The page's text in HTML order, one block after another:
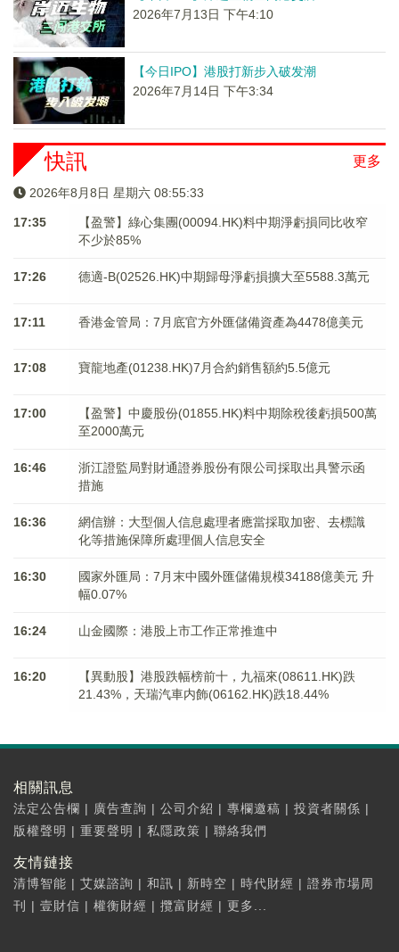
2026年7月13日 下午4:10
【今日IPO】港股打新步入破发潮
2026年7月14日 下午3:34
更多
快訊
2026年8月8日 星期六 08:55:33
17:35
【盈警】綠心集團(00094.HK)料中期淨虧損同比收窄
不少於85%
17:26 德適-B(02526.HK)中期歸母淨虧損擴大至5588.3萬元
17:11 香港金管局：7月底官方外匯儲備資產為4478億美元
17:08 寶龍地產(01238.HK)7月合約銷售額約5.5億元
17:00
【盈警】中慶股份(01855.HK)料中期除稅後虧損500萬
至2000萬元
16:46
浙江證監局對財通證券股份有限公司採取出具警示函
措施
16:36
網信辦：大型個人信息處理者應當採取加密、去標識
化等措施保障所處理個人信息安全
16:30
國家外匯局：7月末中國外匯儲備規模34188億美元 升
幅0.07%
16:24 山金國際：港股上市工作正常推進中
16:20
【異動股】港股跌幅榜前十，九福來(08611.HK)跌
21.43%，天瑞汽車内飾(06162.HK)跌18.44%
相關訊息
法定公告欄 | 廣告查詢 | 公司介紹 | 專欄邀稿 | 投資者關係 |
版權聲明 | 重要聲明 | 私隱政策 | 聯絡我們
友情鏈接
清博智能 | 艾媒諮詢 | 和訊 | 新時空 | 時代財經 | 證券市場周
刊
| 壹財信 | 權衡財經 | 攬富財經 | 更多...